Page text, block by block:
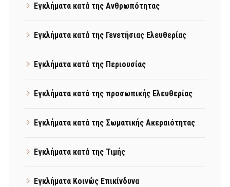
Εγκλήματα κατά της Ανθρωπότητας
Εγκλήματα κατά της Γενετήσιας Ελευθερίας
Εγκλήματα κατά της Περιουσίας
Εγκλήματα κατά της προσωπικής Ελευθερίας
Εγκλήματα κατά της Σωματικής Ακεραιότητας
Εγκλήματα κατά της Τιμής
Εγκλήματα Κοινώς Επικίνδυνα